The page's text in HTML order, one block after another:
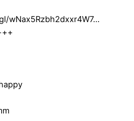
wNax5Rzbh2dxxr4W7…